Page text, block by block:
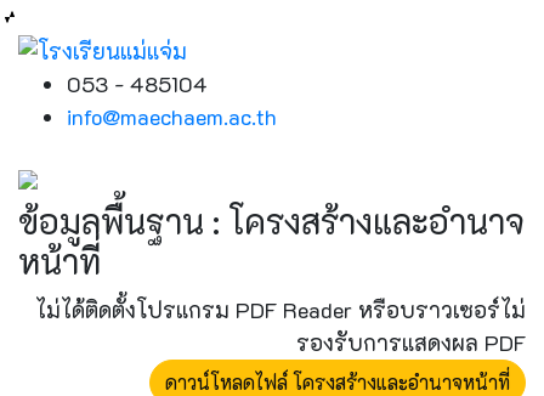
053 - 485104
info@maechaem.ac.th
ข้อมูลพื้นฐาน : โครงสร้างและอำนาจ
หน้าที่
ไม่ได้ติดตั้งโปรแกรม PDF Reader หรือบราวเซอร์ไม่
รองรับการแสดงผล PDF
ดาวน์โหลดไฟล์ โครงสร้างและอำนาจหน้าที่